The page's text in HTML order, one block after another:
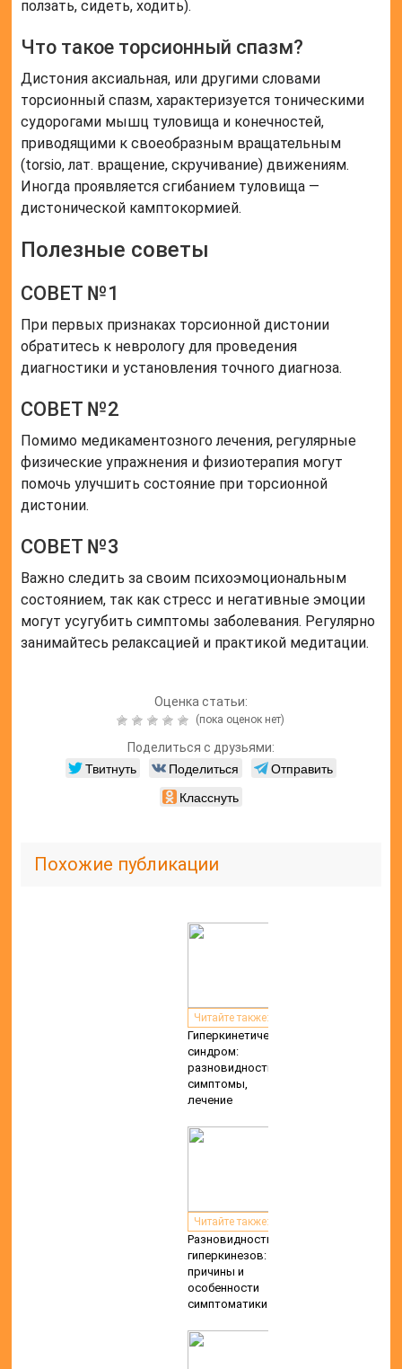
ползать, сидеть, ходить).
Что такое торсионный спазм?
Дистония аксиальная, или другими словами
торсионный спазм, характеризуется тоническими
судорогами мышц туловища и конечностей,
приводящими к своеобразным вращательным
(torsio, лат. вращение, скручивание) движениям.
Иногда проявляется сгибанием туловища —
дистонической камптокормией.
Полезные советы
СОВЕТ №1
При первых признаках торсионной дистонии
обратитесь к неврологу для проведения
диагностики и установления точного диагноза.
СОВЕТ №2
Помимо медикаментозного лечения, регулярные
физические упражнения и физиотерапия могут
помочь улучшить состояние при торсионной
дистонии.
СОВЕТ №3
Важно следить за своим психоэмоциональным
состоянием, так как стресс и негативные эмоции
могут усугубить симптомы заболевания. Регулярно
занимайтесь релаксацией и практикой медитации.
Оценка статьи:
(пока оценок нет)
Поделиться с друзьями:
Твитнуть Поделиться
Отправить
Класснуть
Похожие публикации
Читайте также:
Гиперкинетический
синдром:
разновидности,
симптомы,
лечение
Читайте также:
Разновидности
гиперкинезов:
причины и
особенности
симптоматики